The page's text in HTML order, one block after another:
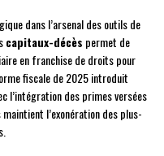
dans l’arsenal des outils de
capitaux-décès permet de
en franchise de droits pour
fiscale de 2025 introduit
l’intégration des primes versées
l’exonération des plus-